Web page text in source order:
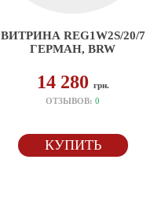
ВИТРИНА REG1W2S/20/7
ГЕРМАН, BRW
14 280 грн.
ОТЗЫВОВ:0
КУПИТЬ